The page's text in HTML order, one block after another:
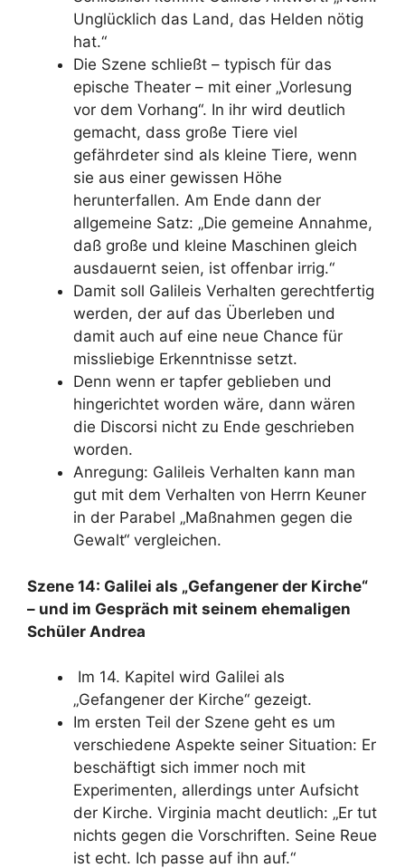
Unglücklich das Land, das Helden nötig
hat.“
Die Szene schließt – typisch für das
epische Theater – mit einer „Vorlesung
vor dem Vorhang“. In ihr wird deutlich
gemacht, dass große Tiere viel
gefährdeter sind als kleine Tiere, wenn
sie aus einer gewissen Höhe
herunterfallen. Am Ende dann der
allgemeine Satz: „Die gemeine Annahme,
daß große und kleine Maschinen gleich
ausdauernt seien, ist offenbar irrig.“
Damit soll Galileis Verhalten gerechtfertig
werden, der auf das Überleben und
damit auch auf eine neue Chance für
missliebige Erkenntnisse setzt.
Denn wenn er tapfer geblieben und
hingerichtet worden wäre, dann wären
die Discorsi nicht zu Ende geschrieben
worden.
Anregung: Galileis Verhalten kann man
gut mit dem Verhalten von Herrn Keuner
in der Parabel „Maßnahmen gegen die
Gewalt“ vergleichen.
Szene 14: Galilei als „Gefangener der Kirche“
– und im Gespräch mit seinem ehemaligen
Schüler Andrea
Im 14. Kapitel wird Galilei als
„Gefangener der Kirche“ gezeigt.
Im ersten Teil der Szene geht es um
verschiedene Aspekte seiner Situation: Er
beschäftigt sich immer noch mit
Experimenten, allerdings unter Aufsicht
der Kirche. Virginia macht deutlich: „Er tut
nichts gegen die Vorschriften. Seine Reue
ist echt. Ich passe auf ihn auf.“